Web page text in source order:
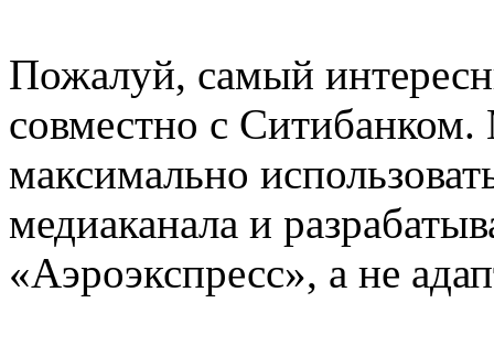
Пожалуй, самый
совместно с
максимально
медиаканала и
«Аэроэкспресс», а не